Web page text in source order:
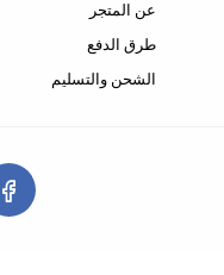
عن المتجر
طرق الدفع
الشحن والتسليم